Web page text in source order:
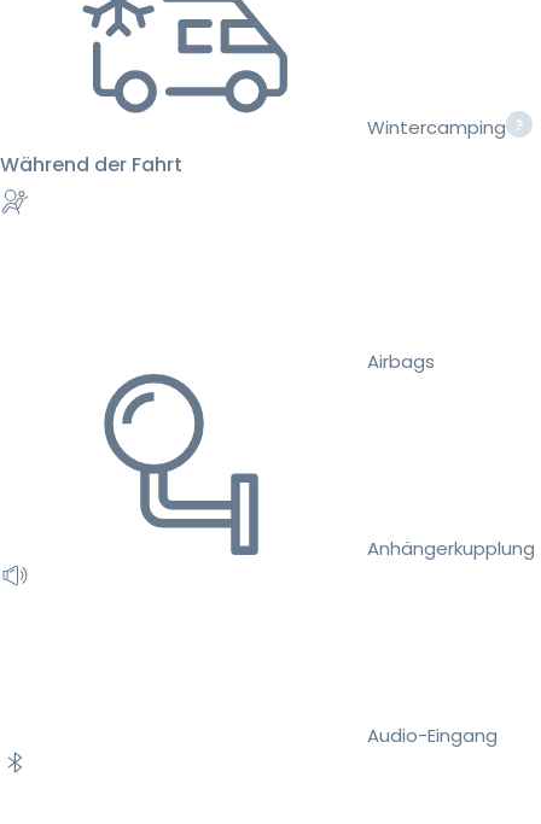
Wintercamping
Während der Fahrt
Airbags
Anhängerkupplung
Audio-Eingang